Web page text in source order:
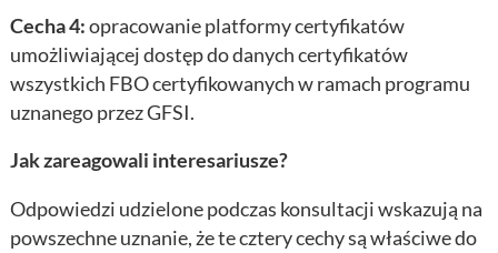
Cecha 4:opracowanie platformy certyfikatów
umożliwiającej dostęp do danych certyfikatów
wszystkich FBO certyfikowanych w ramach programu
uznanego przez GFSI.
Jak zareagowali interesariusze?
Odpowiedzi udzielone podczas konsultacji wskazują na
powszechne uznanie, że te cztery cechy są właściwe do